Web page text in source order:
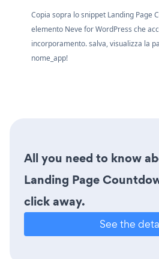
Copia sopra lo snippet Landing Page
elemento Neve for WordPress che
incorporamento. salva, visualizza la
nome_app!
All you need to know
Landing Page
click away.
See the